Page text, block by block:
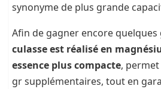
synonyme de plus grande
Afin de gagner encore quelques
culasse est réalisé en
essence plus compacte,
gr supplémentaires, tout en